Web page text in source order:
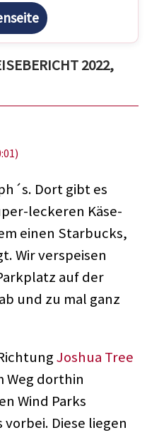
2022,
Dort gibt es
leckeren Käse-
einen Starbucks,
Wir verspeisen
auf der
und zu mal ganz
Joshua Tree
Weg dorthin
Wind Parks
Diese liegen